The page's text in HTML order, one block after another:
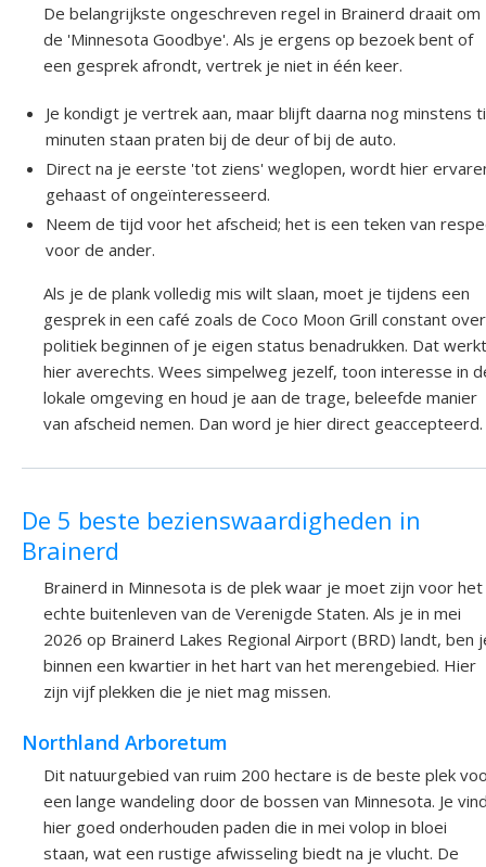
De belangrijkste ongeschreven regel in Brainerd draait om
de 'Minnesota Goodbye'. Als je ergens op bezoek bent of
een gesprek afrondt, vertrek je niet in één keer.
Je kondigt je vertrek aan, maar blijft daarna nog minstens
minuten staan praten bij de deur of bij de auto.
Direct na je eerste 'tot ziens' weglopen, wordt hier
gehaast of ongeïnteresseerd.
Neem de tijd voor het afscheid; het is een teken van
voor de ander.
Als je de plank volledig mis wilt slaan, moet je tijdens een
gesprek in een café zoals de Coco Moon Grill constant over
politiek beginnen of je eigen status benadrukken. Dat werkt
hier averechts. Wees simpelweg jezelf, toon interesse in
lokale omgeving en houd je aan de trage, beleefde manier
van afscheid nemen. Dan word je hier direct geaccepteerd.
De 5 beste bezienswaardigheden in
Brainerd
Brainerd in Minnesota is de plek waar je moet zijn voor het
echte buitenleven van de Verenigde Staten. Als je in mei
2026 op Brainerd Lakes Regional Airport (BRD) landt, ben
binnen een kwartier in het hart van het merengebied. Hier
zijn vijf plekken die je niet mag missen.
Northland Arboretum
Dit natuurgebied van ruim 200 hectare is de beste plek
een lange wandeling door de bossen van Minnesota. Je
hier goed onderhouden paden die in mei volop in bloei
staan, wat een rustige afwisseling biedt na je vlucht. De